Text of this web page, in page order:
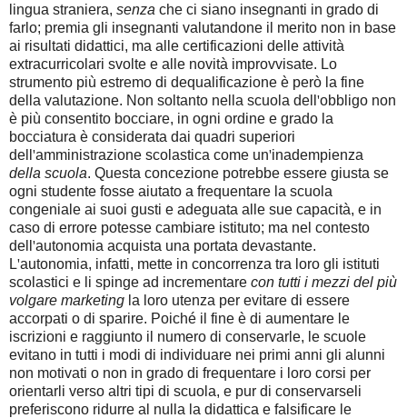
lingua straniera, senza che ci siano insegnanti in grado di
farlo; premia gli insegnanti valutandone il merito non in base
ai risultati didattici, ma alle certificazioni delle attività
extracurricolari svolte e alle novità improvvisate. Lo
strumento più estremo di dequalificazione è però la fine
della valutazione. Non soltanto nella scuola dell 'obbligo non
è più consentito bocciare, in ogni ordine e grado la
bocciatura è considerata dai quadri superiori
dell 'amministrazione scolastica come un'inadempienza
della scuola. Questa concezione potrebbe essere giusta se
ogni studente fosse aiutato a frequentare la scuola
congeniale ai suoi gusti e adeguata alle sue capacità, e in
caso di errore potesse cambiare istituto; ma nel contesto
dell 'autonomia acquista una portata devastante.
L'autonomia, infatti, mette in concorrenza tra loro gli istituti
scolastici e li spinge ad incrementare con tutti i mezzi del più
volgare marketing la loro utenza per evitare di essere
accorpati o di sparire. Poiché il fine è di aumentare le
iscrizioni e raggiunto il numero di conservarle, le scuole
evitano in tutti i modi di individuare nei primi anni gli alunni
non motivati o non in grado di frequentare i loro corsi per
orientarli verso altri tipi di scuola, e pur di conservarseli
preferiscono ridurre al nulla la didattica e falsificare le